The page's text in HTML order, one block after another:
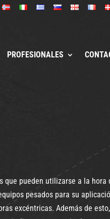
PROFESIONALES
que pueden utilizarse a la hora
pesados para su
excéntricas. Además de